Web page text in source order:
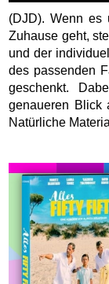
(DJD). Wenn es
Zuhause geht,
und der
des passenden
geschenkt.
genaueren Blick
Natürliche